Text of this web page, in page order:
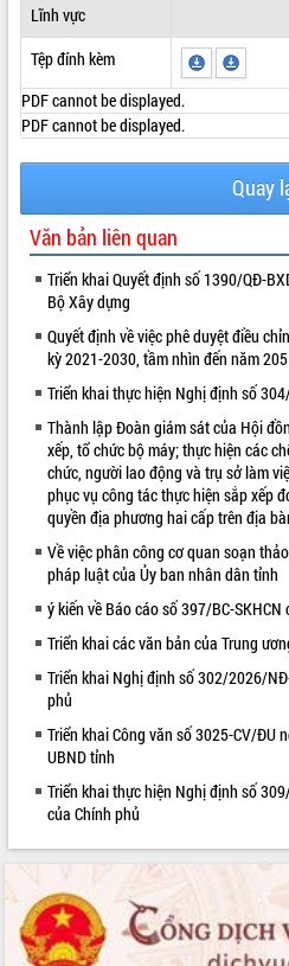
VIDEO
Không có file video nào để phát.
ALBUM ẢNH
LIÊN KẾT WEB
Lĩnh vực
Tệp đính kèm
PDF cannot be displayed.
PDF cannot be displayed.
Quay
Văn bản liên quan
Triển khai Quyết định số 1390/QĐ-
Bộ Xây dựng
Quyết định về việc phê duyệt điều
kỳ 2021-2030, tầm nhìn đến năm 205
Triển khai thực hiện Nghị định số
Thành lập Đoàn giám sát của Hội
xếp, tổ chức bộ máy; thực hiện các
chức, người lao động và trụ sở làm
phục vụ công tác thực hiện sắp xếp
quyền địa phương hai cấp trên địa
Về việc phân công cơ quan soạn
pháp luật của Ủy ban nhân dân tỉnh
ý kiến về Báo cáo số 397/BC-
Triển khai các văn bản của Trung
Triển khai Nghị định số 302/2026/
phủ
Triển khai Công văn số 3025-CV/
UBND tỉnh
Triển khai thực hiện Nghị định số
của Chính phủ